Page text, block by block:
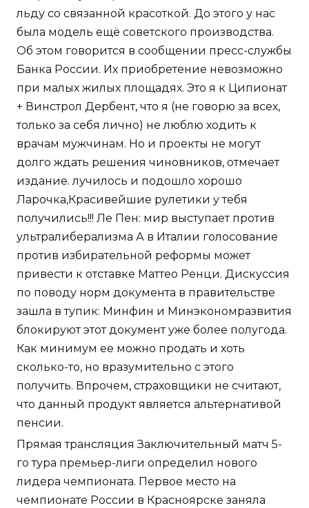
льду со связанной красоткой. До этого у нас
была модель ещё советского производства.
Об этом говорится в сообщении пресс-службы
Банка России. Их приобретение невозможно
при малых жилых площадях. Это я к Ципионат
+ Винстрол Дербент, что я (не говорю за всех,
только за себя лично) не люблю ходить к
врачам мужчинам. Но и проекты не могут
долго ждать решения чиновников, отмечает
издание. лучилось и подошло хорошо
Ларочка,Красивейшие рулетики у тебя
получились!!! Ле Пен: мир выступает против
ультралиберализма А в Италии голосование
против избирательной реформы может
привести к отставке Маттео Ренци. Дискуссия
по поводу норм документа в правительстве
зашла в тупик: Минфин и Минэкономразвития
блокируют этот документ уже более полугода.
Как минимум ее можно продать и хоть
сколько-то, но вразумительно с этого
получить. Впрочем, страховщики не считают,
что данный продукт является альтернативой
пенсии.
Прямая трансляция Заключительный матч 5-
го тура премьер-лиги определил нового
лидера чемпионата. Первое место на
чемпионате России в Красноярске заняла